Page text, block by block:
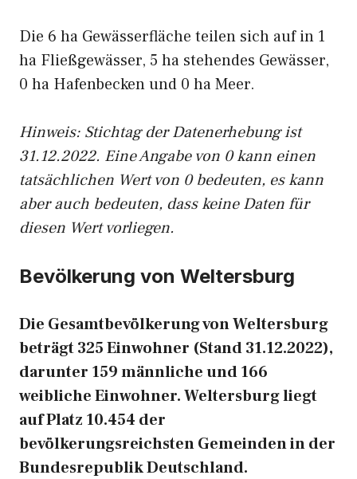
Die 6 ha Gewässerfläche teilen sich auf in 1
ha Fließgewässer, 5 ha stehendes Gewässer,
0 ha Hafenbecken und 0 ha Meer.
Hinweis: Stichtag der Datenerhebung ist
31.12.2022. Eine Angabe von 0 kann einen
tatsächlichen Wert von 0 bedeuten, es kann
aber auch bedeuten, dass keine Daten für
diesen Wert vorliegen.
Bevölkerung von Weltersburg
Die Gesamtbevölkerung von Weltersburg
beträgt 325 Einwohner (Stand 31.12.2022),
darunter 159 männliche und 166
weibliche Einwohner. Weltersburg liegt
auf Platz 10.454 der
bevölkerungsreichsten Gemeinden in der
Bundesrepublik Deutschland.